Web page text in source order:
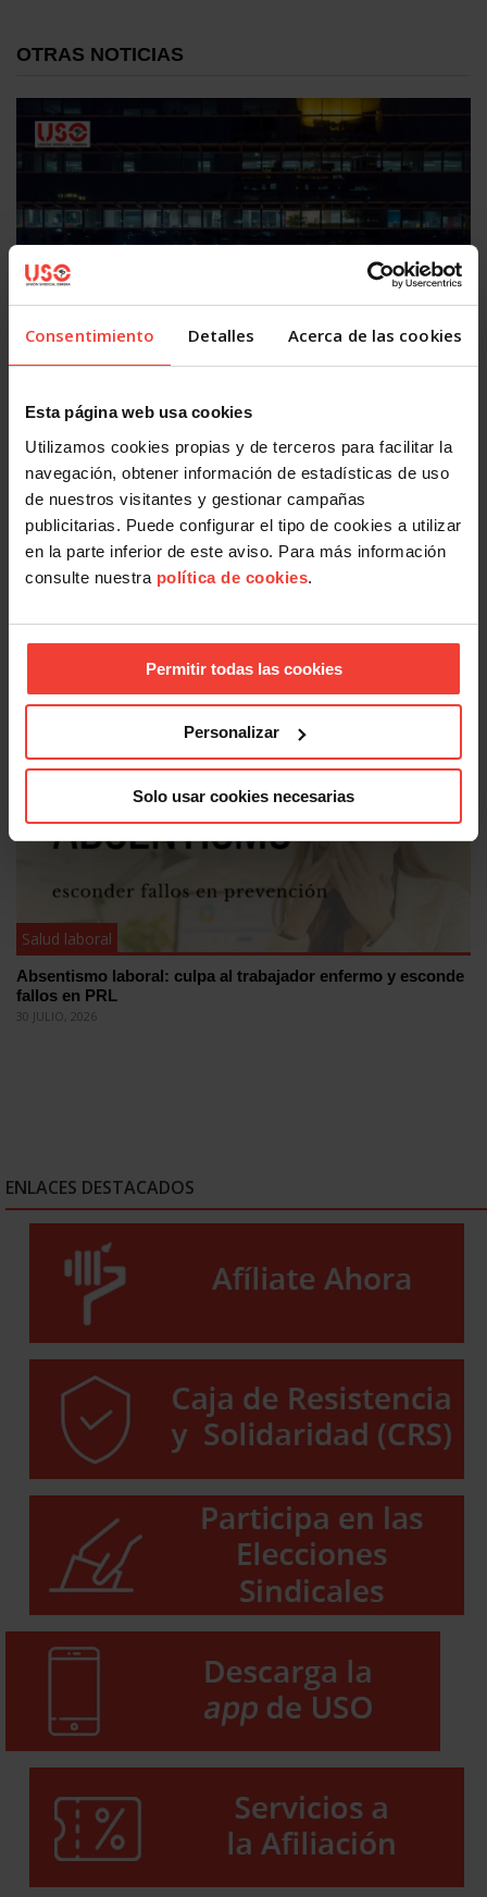
Consentimiento Detalles Acerca de las cookies
Esta página web usa cookies
Utilizamos cookies propias y de terceros para facilitar la
navegación, obtener información de estadísticas de uso
de nuestros visitantes y gestionar campañas
publicitarias. Puede configurar el tipo de cookies a utilizar
en la parte inferior de este aviso. Para más información
consulte nuestra política de cookies.
Permitir todas las cookies
Personalizar
Solo usar cookies necesarias
OTRAS NOTICIAS
que ninguna empresa quiere medir
Salud laboral
Se actualizan las patologías para acceder a la jubilación
3 AGOSTO, 2026
Salud laboral
Absentismo laboral: culpa al trabajador enfermo y esconde
fallos en PRL
30 JULIO, 2026
ENLACES DESTACADOS